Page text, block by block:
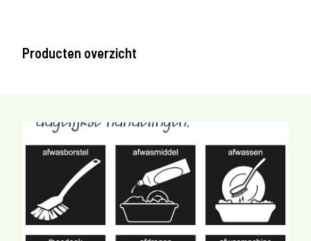
Producten overzicht